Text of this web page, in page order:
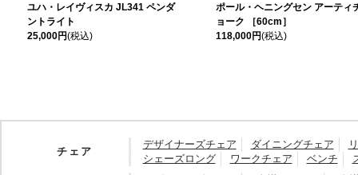
ユハ・レイヴィスカ JL341 ペンダ
ントライト
25,000円(税込)
ポール・ヘニングセン アーティ
ョーク ［60cm］
118,000円(税込)
チェア
デザイナーズチェア ダイニングチェア
シェーズロング
ワークチェア ベンチ